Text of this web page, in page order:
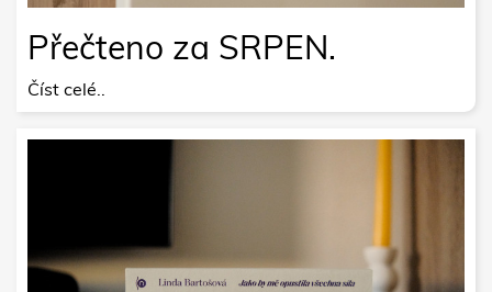
Přečteno za SRPEN.
Číst celé..